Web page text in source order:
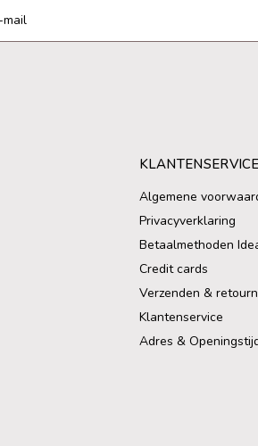
KLANTENSERVICE
Algemene
Privacyverklaring
Betaalmethoden
Credit cards
Verzenden &
Klantenservice
Adres &